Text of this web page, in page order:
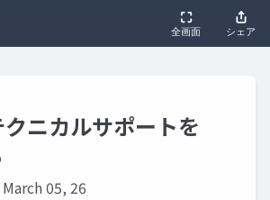
ニカルサポートを
March 05, 26